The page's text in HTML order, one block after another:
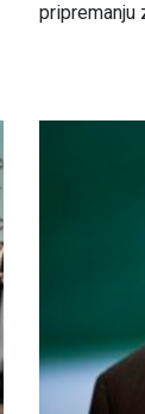
pripremanju